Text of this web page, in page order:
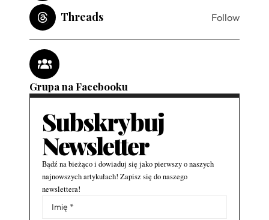
Threads Follow
Grupa na Facebooku
Subskrybuj
Newsletter
Bądź na bieżąco i dowiaduj się jako pierwszy o naszych
najnowszych artykułach! Zapisz się do naszego
newslettera!
Alternative: